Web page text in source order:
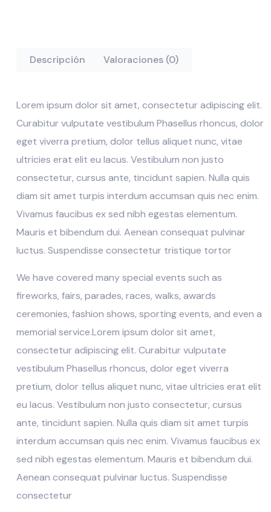
Descripción Valoraciones (0)
Lorem ipsum dolor sit amet, consectetur adipiscing elit.
Curabitur vulputate vestibulum Phasellus rhoncus, dolor
eget viverra pretium, dolor tellus aliquet nunc, vitae
ultricies erat elit eu lacus. Vestibulum non justo
consectetur, cursus ante, tincidunt sapien. Nulla quis
diam sit amet turpis interdum accumsan quis nec enim.
Vivamus faucibus ex sed nibh egestas elementum.
Mauris et bibendum dui. Aenean consequat pulvinar
luctus. Suspendisse consectetur tristique tortor
We have covered many special events such as
fireworks, fairs, parades, races, walks, awards
ceremonies, fashion shows, sporting events, and even a
memorial service.Lorem ipsum dolor sit amet,
consectetur adipiscing elit. Curabitur vulputate
vestibulum Phasellus rhoncus, dolor eget viverra
pretium, dolor tellus aliquet nunc, vitae ultricies erat elit
eu lacus. Vestibulum non justo consectetur, cursus
ante, tincidunt sapien. Nulla quis diam sit amet turpis
interdum accumsan quis nec enim. Vivamus faucibus ex
sed nibh egestas elementum. Mauris et bibendum dui.
Aenean consequat pulvinar luctus. Suspendisse
consectetur